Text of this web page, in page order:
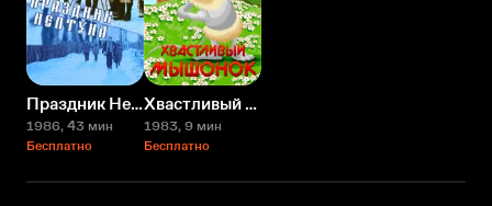
Праздник Нептуна
1986, 43 мин
Бесплатно
Хвастливый мышонок
1983, 9 мин
Бесплатно